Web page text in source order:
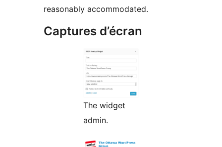
reasonably accommodated.
Captures d’écran
The widget
admin.